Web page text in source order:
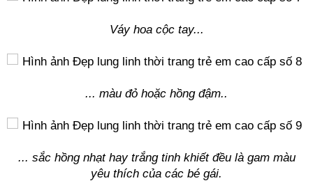
Váy hoa cộc tay...
... màu đỏ hoặc hồng đậm..
... sắc hồng nhạt hay trắng tinh khiết đều là gam màu
yêu thích của các bé gái.